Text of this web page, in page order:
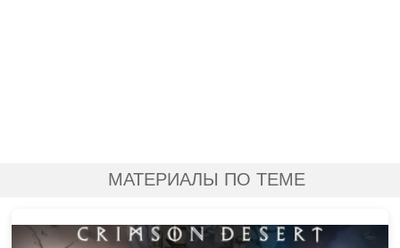
МАТЕРИАЛЫ ПО ТЕМЕ